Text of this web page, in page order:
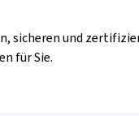
sicheren und
für Sie.